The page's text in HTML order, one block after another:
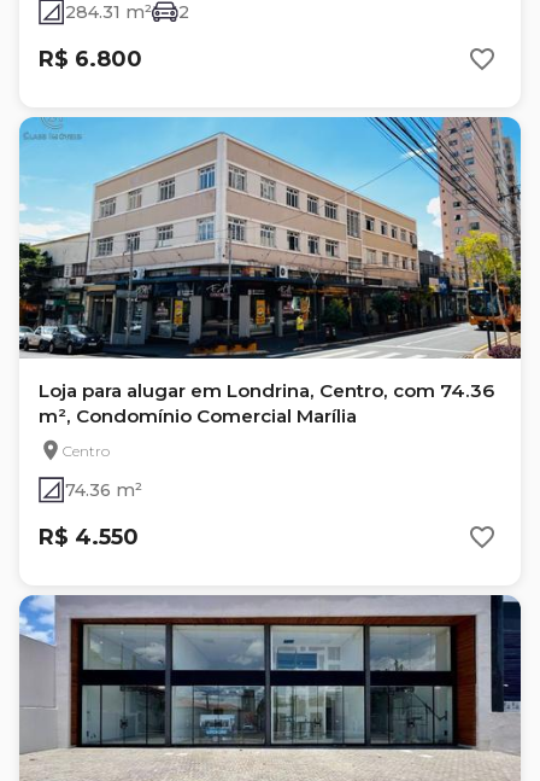
284.31 m² 2
R$ 6.800
Loja para alugar em Londrina, Centro, com 74.36
m², Condomínio Comercial Marília
Centro
74.36 m²
R$ 4.550